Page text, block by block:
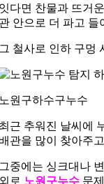
다면 찬물과 뜨거
안으로 더 파고 들
철사로 인하 구멍
원구하수구누수
근 추워진 날씨에
관을 많이 찾아주
중에는 싱크대나
로 노원구누수 문